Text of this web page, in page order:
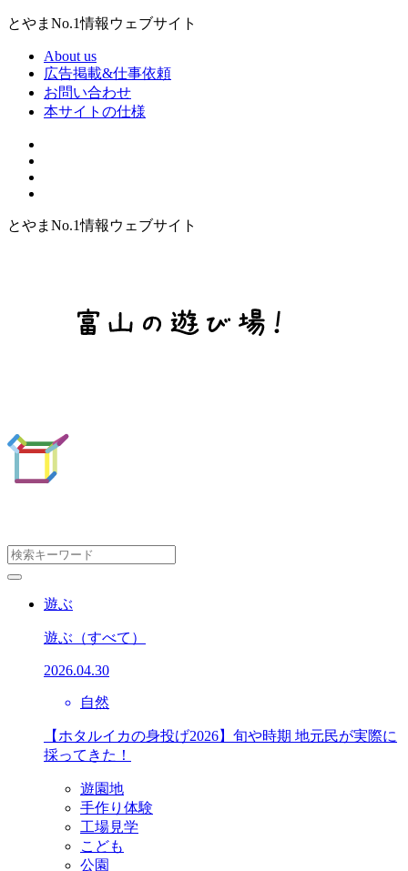
とやまNo.1情報ウェブサイト
About us
広告掲載&仕事依頼
お問い合わせ
本サイトの仕様
とやまNo.1情報ウェブサイト
遊ぶ
遊ぶ （すべて）
2026.04.30
自然
【ホタルイカの身投げ2026】旬や時期 地元民が実際に
採ってきた！
遊園地
手作り体験
工場見学
こども
公園